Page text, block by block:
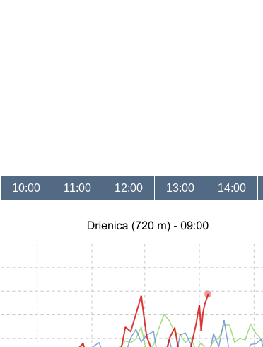
10:00 11:00 12:00 13:00 14:00